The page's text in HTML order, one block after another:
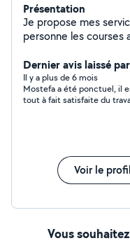
Présentation
Je propose mes services comme
personne les courses aide
Dernier avis laissé
Il y a plus de 6 mois
Mostefa a été ponctuel, il
tout à fait satisfaite du
Voir le profil
Vous